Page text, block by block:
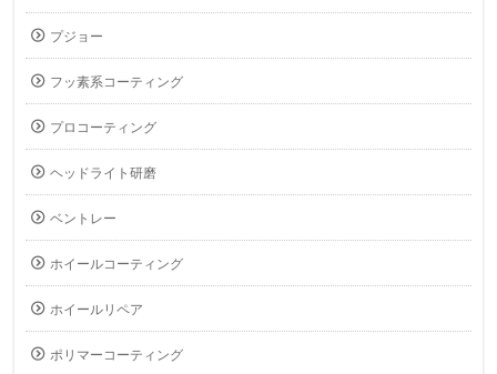
プジョー
フッ素系コーティング
プロコーティング
ヘッドライト研磨
ベントレー
ホイールコーティング
ホイールリペア
ポリマーコーティング